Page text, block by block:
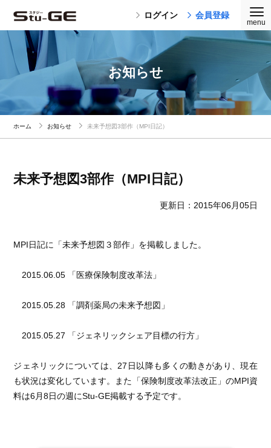
ログイン 会員登録
お知らせ
ホーム お知らせ 未来予想図3部作（MPI日記）
未来予想図3部作（MPI日記）
更新日：2015年06月05日
MPI日記に「未来予想図３部作」を掲載しました。
2015.06.05 「医療保険制度改革法」
2015.05.28 「調剤薬局の未来予想図」
2015.05.27 「ジェネリックシェア目標の行方」
ジェネリックについては、27日以降も多くの動きがあり、現在
も状況は変化しています。また「保険制度改革法改正」のMPI資
料は6月8日の週にStu-GE掲載する予定です。